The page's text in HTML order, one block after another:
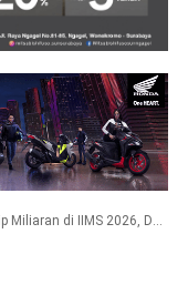
2026, Dealer Dikebut Jadi 120 Titik